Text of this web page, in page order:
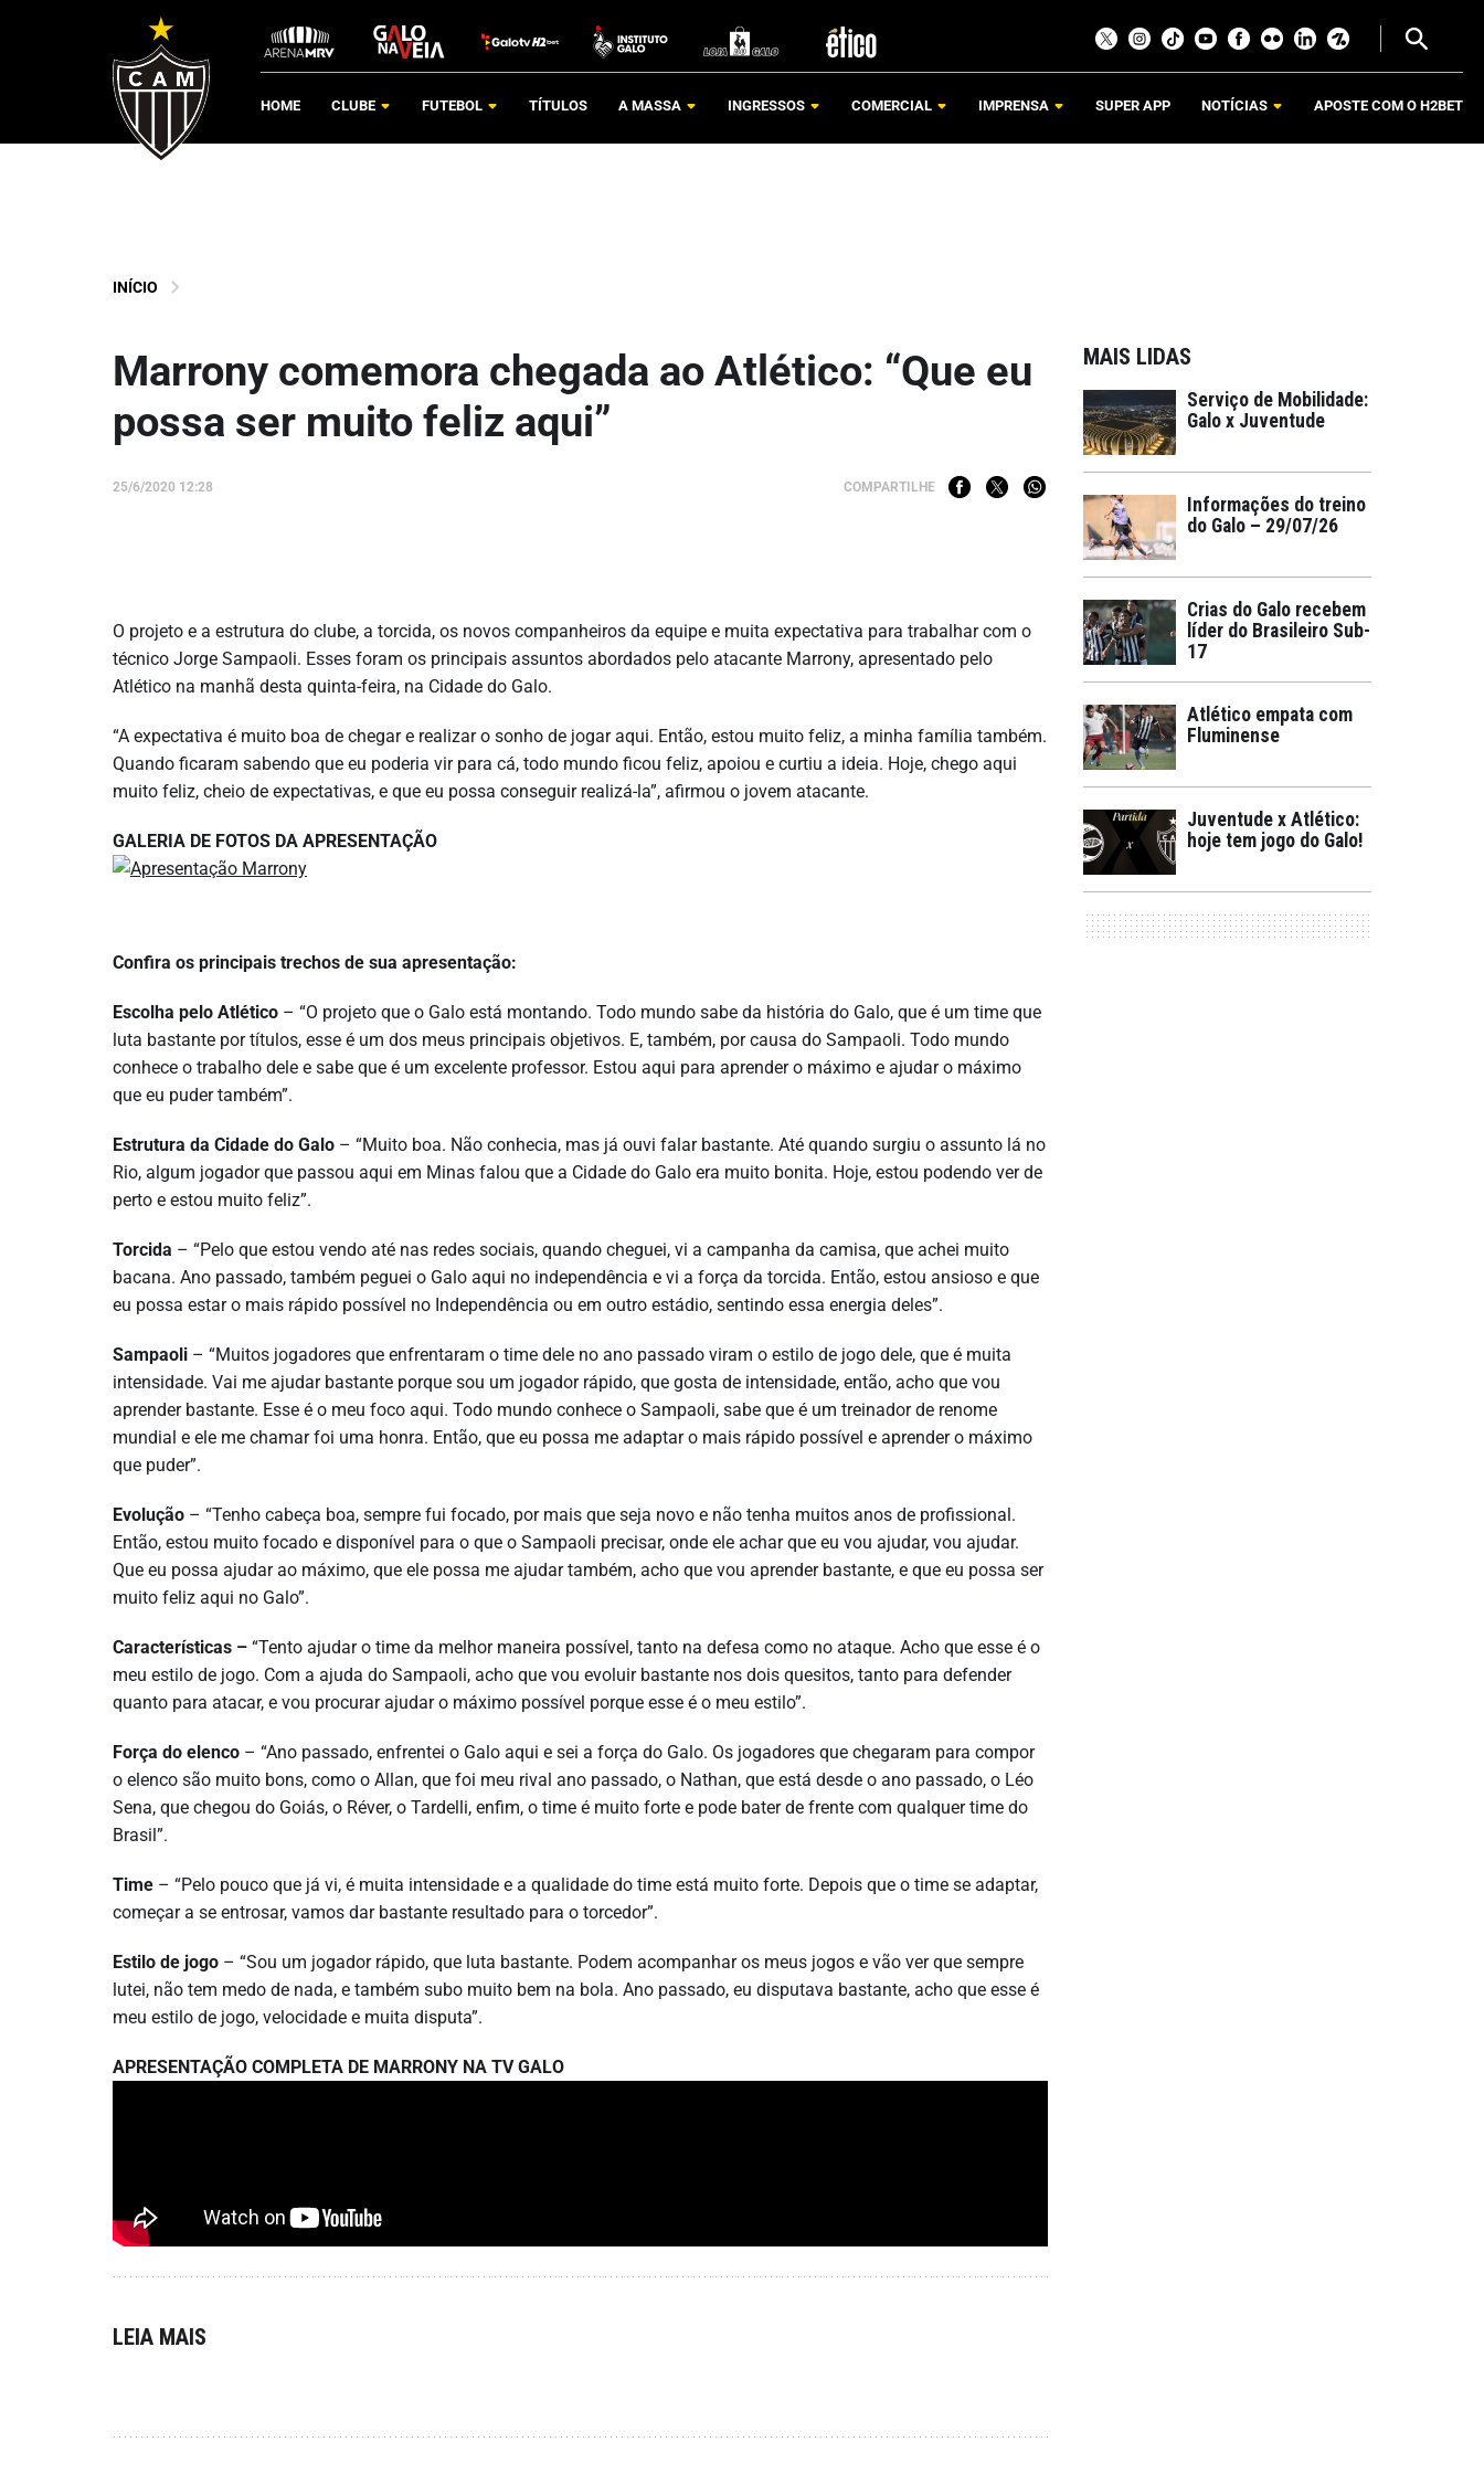
HOME CLUBE FUTEBOL TÍTULOS A MASSA INGRESSOS COMERCIAL IMPRENSA SUPER APP NOTÍCIAS APOSTE COM O H2BET
INÍCIO
Marrony comemora chegada ao Atlético: “Que eu
possa ser muito feliz aqui”
25/6/2020 12:28 COMPARTILHE
O projeto e a estrutura do clube, a torcida, os novos companheiros da equipe e muita expectativa para trabalhar com o
técnico Jorge Sampaoli. Esses foram os principais assuntos abordados pelo atacante Marrony, apresentado pelo
Atlético na manhã desta quinta-feira, na Cidade do Galo.
“A expectativa é muito boa de chegar e realizar o sonho de jogar aqui. Então, estou muito feliz, a minha família também.
Quando ficaram sabendo que eu poderia vir para cá, todo mundo ficou feliz, apoiou e curtiu a ideia. Hoje, chego aqui
muito feliz, cheio de expectativas, e que eu possa conseguir realizá-la”, afirmou o jovem atacante.
GALERIA DE FOTOS DA APRESENTAÇÃO
Confira os principais trechos de sua apresentação:
Escolha pelo Atlético – “O projeto que o Galo está montando. Todo mundo sabe da história do Galo, que é um time que
luta bastante por títulos, esse é um dos meus principais objetivos. E, também, por causa do Sampaoli. Todo mundo
conhece o trabalho dele e sabe que é um excelente professor. Estou aqui para aprender o máximo e ajudar o máximo
que eu puder também”.
Estrutura da Cidade do Galo – “Muito boa. Não conhecia, mas já ouvi falar bastante. Até quando surgiu o assunto lá no
Rio, algum jogador que passou aqui em Minas falou que a Cidade do Galo era muito bonita. Hoje, estou podendo ver de
perto e estou muito feliz”.
Torcida – “Pelo que estou vendo até nas redes sociais, quando cheguei, vi a campanha da camisa, que achei muito
bacana. Ano passado, também peguei o Galo aqui no independência e vi a força da torcida. Então, estou ansioso e que
eu possa estar o mais rápido possível no Independência ou em outro estádio, sentindo essa energia deles”.
Sampaoli – “Muitos jogadores que enfrentaram o time dele no ano passado viram o estilo de jogo dele, que é muita
intensidade. Vai me ajudar bastante porque sou um jogador rápido, que gosta de intensidade, então, acho que vou
aprender bastante. Esse é o meu foco aqui. Todo mundo conhece o Sampaoli, sabe que é um treinador de renome
mundial e ele me chamar foi uma honra. Então, que eu possa me adaptar o mais rápido possível e aprender o máximo
que puder”.
Evolução – “Tenho cabeça boa, sempre fui focado, por mais que seja novo e não tenha muitos anos de profissional.
Então, estou muito focado e disponível para o que o Sampaoli precisar, onde ele achar que eu vou ajudar, vou ajudar.
Que eu possa ajudar ao máximo, que ele possa me ajudar também, acho que vou aprender bastante, e que eu possa ser
muito feliz aqui no Galo”.
Características – “Tento ajudar o time da melhor maneira possível, tanto na defesa como no ataque. Acho que esse é o
meu estilo de jogo. Com a ajuda do Sampaoli, acho que vou evoluir bastante nos dois quesitos, tanto para defender
quanto para atacar, e vou procurar ajudar o máximo possível porque esse é o meu estilo”.
Força do elenco – “Ano passado, enfrentei o Galo aqui e sei a força do Galo. Os jogadores que chegaram para compor
o elenco são muito bons, como o Allan, que foi meu rival ano passado, o Nathan, que está desde o ano passado, o Léo
Sena, que chegou do Goiás, o Réver, o Tardelli, enfim, o time é muito forte e pode bater de frente com qualquer time do
Brasil”.
Time – “Pelo pouco que já vi, é muita intensidade e a qualidade do time está muito forte. Depois que o time se adaptar,
começar a se entrosar, vamos dar bastante resultado para o torcedor”.
Estilo de jogo – “Sou um jogador rápido, que luta bastante. Podem acompanhar os meus jogos e vão ver que sempre
lutei, não tem medo de nada, e também subo muito bem na bola. Ano passado, eu disputava bastante, acho que esse é
meu estilo de jogo, velocidade e muita disputa”.
APRESENTAÇÃO COMPLETA DE MARRONY NA TV GALO
LEIA MAIS
MAIS LIDAS
Serviço de Mobilidade:
Galo x Juventude
Informações do treino
do Galo – 29/07/26
Crias do Galo recebem
líder do Brasileiro Sub-
17
Atlético empata com
Fluminense
Juventude x Atlético:
hoje tem jogo do Galo!